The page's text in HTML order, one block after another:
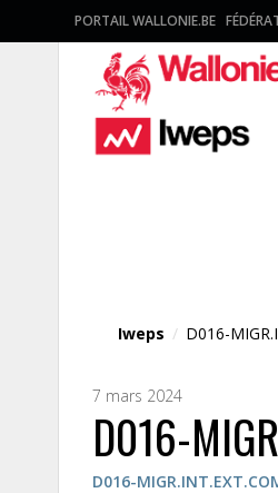
PORTAIL WALLONIE.BE
Iweps / D016-
7 mars 2024
D016-
D016-